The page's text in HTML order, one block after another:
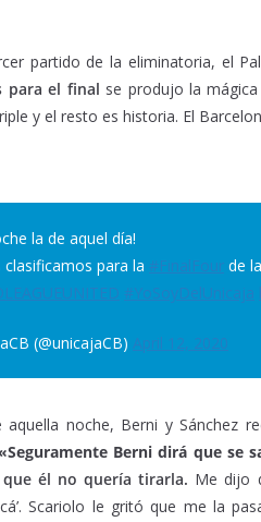
partido de la eliminatoria, el
para el final se produjo la
y el resto es historia. El
la de aquel día!
clasificamos para la #FinalFour de la
#YoSoyDelUnicaja
(@unicajaCB) April 12, 2020
aquella noche, Berni y Sánchez
Berni dirá que se
él no quería tirarla. Me dijo
Scariolo le gritó que me la